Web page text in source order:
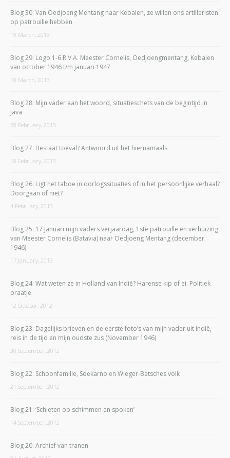
Blog 30: Van Oedjoeng Mentang naar Kebalen, ze willen ons artilleristen
op patrouille hebben
19 March, 2013
Blog 29: Logo 1-6 R.V.A. Meester Cornelis, Oedjoengmentang, Kebalen
van october 1946 t/m januari 1947
10 March, 2013
Blog 28: Mijn vader aan het woord, situatieschets van de begintijd in
Java
28 February, 2013
Blog 27: Bestaat toeval? Antwoord uit het hiernamaals
18 February, 2013
Blog 26: Ligt het taboe in oorlogssituaties of in het persoonlijke verhaal?
Doorgaan of niet?
4 February, 2013
Blog 25: 17 Januari mijn vaders verjaardag, 1ste patrouille en verhuizing
van Meester Cornelis (Batavia) naar Oedjoeng Mentang (december
1946)
17 January, 2013
Blog 24: Wat weten ze in Holland van Indië? Harense kip of ei. Politiek
praatje
12 October, 2012
Blog 23: Dagelijks brieven en de eerste foto’s van mijn vader uit Indië,
reis in de tijd en mijn oudste zus (November 1946)
30 September, 2012
Blog 22: Schoonfamilie, Soekarno en Wieger-Betsches volk
21 September, 2012
Blog 21: ‘Schieten op schimmen en spoken’
14 September, 2012
Blog 20: Archief van tranen